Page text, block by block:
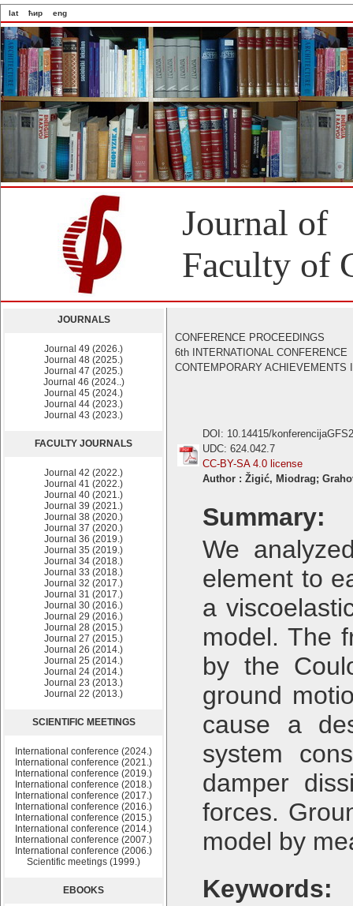
lat ћир eng
Journal of
Faculty of
JOURNALS
Journal 49 (2026.)
Journal 48 (2025.)
Journal 47 (2025.)
Journal 46 (2024..)
Journal 45 (2024.)
Journal 44 (2023.)
Journal 43 (2023.)
FACULTY JOURNALS
Journal 42 (2022.)
Journal 41 (2022.)
Journal 40 (2021.)
Journal 39 (2021.)
Journal 38 (2020.)
Journal 37 (2020.)
Journal 36 (2019.)
Journal 35 (2019.)
Journal 34 (2018.)
Journal 33 (2018.)
Journal 32 (2017.)
Journal 31 (2017.)
Journal 30 (2016.)
Journal 29 (2016.)
Journal 28 (2015.)
Journal 27 (2015.)
Journal 26 (2014.)
Journal 25 (2014.)
Journal 24 (2014.)
Journal 23 (2013.)
Journal 22 (2013.)
SCIENTIFIC MEETINGS
International conference (2024.)
International conference (2021.)
International conference (2019.)
International conference (2018.)
International conference (2017.)
International conference (2016.)
International conference (2015.)
International conference (2014.)
International conference (2007.)
International conference (2006.)
Scientific meetings (1999.)
EBOOKS
CONFERENCE PROCEEDINGS
6th INTERNATIONAL CONFERENCE
CONTEMPORARY ACHIEVEMENTS
DOI: 10.14415/
UDC: 624.042.7
CC-BY-SA 4.0 license
Author : Žigić, Miodrag;
Summary:
We
element to
a
model. The
by the
ground
cause a
system
damper
forces.
model by
Keywords: